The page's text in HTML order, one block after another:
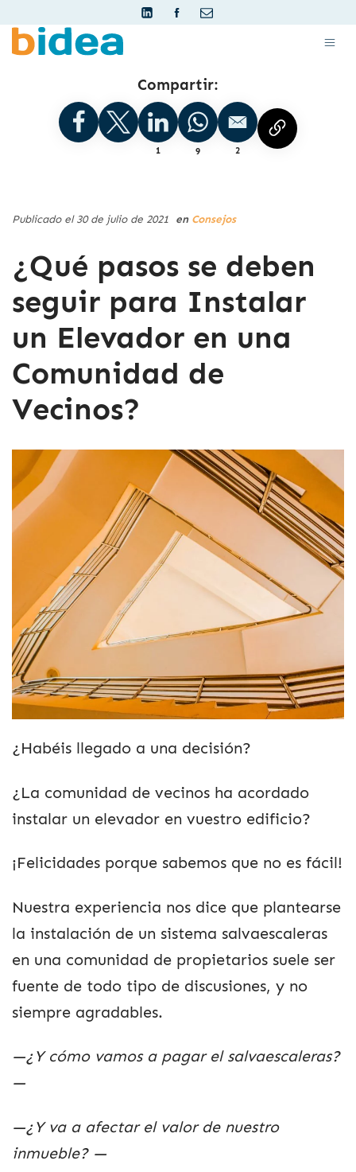
Compartir:
1 9 2
Publicado el 30 de julio de 2021 en Consejos
¿Qué pasos se deben
seguir para Instalar
un Elevador en una
Comunidad de
Vecinos?
¿Habéis llegado a una decisión?
¿La comunidad de vecinos ha acordado
instalar un elevador en vuestro edificio?
¡Felicidades porque sabemos que no es fácil!
Nuestra experiencia nos dice que plantearse
la instalación de un sistema salvaescaleras
en una comunidad de propietarios suele ser
fuente de todo tipo de discusiones, y no
siempre agradables.
—¿Y cómo vamos a pagar el salvaescaleras?
—
—¿Y va a afectar el valor de nuestro
inmueble? —